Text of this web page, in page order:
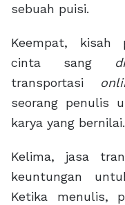
sebuah puisi.
Keempat, kisah
cinta sang
transportasi
seorang penulis
karya yang bernilai.
Kelima, jasa
keuntungan
Ketika menulis,